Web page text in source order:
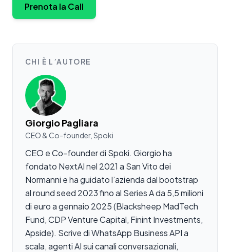
Prenota la Call
CHI È L’AUTORE
Giorgio Pagliara
CEO & Co-founder, Spoki
CEO e Co-founder di Spoki. Giorgio ha
fondato NextAI nel 2021 a San Vito dei
Normanni e ha guidato l’azienda dal bootstrap
al round seed 2023 fino al Series A da 5,5 milioni
di euro a gennaio 2025 (Blacksheep MadTech
Fund, CDP Venture Capital, Finint Investments,
Apside). Scrive di WhatsApp Business API a
scala, agenti AI sui canali conversazionali,